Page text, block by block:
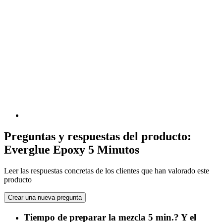
Preguntas y respuestas del producto:
Everglue Epoxy 5 Minutos
Leer las respuestas concretas de los clientes que han valorado este
producto
Crear una nueva pregunta
Tiempo de preparar la mezcla 5 min.? Y el